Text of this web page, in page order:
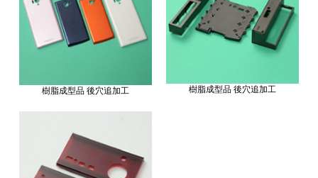
樹脂成型品 後穴追加工 樹脂成型品 後穴追加工